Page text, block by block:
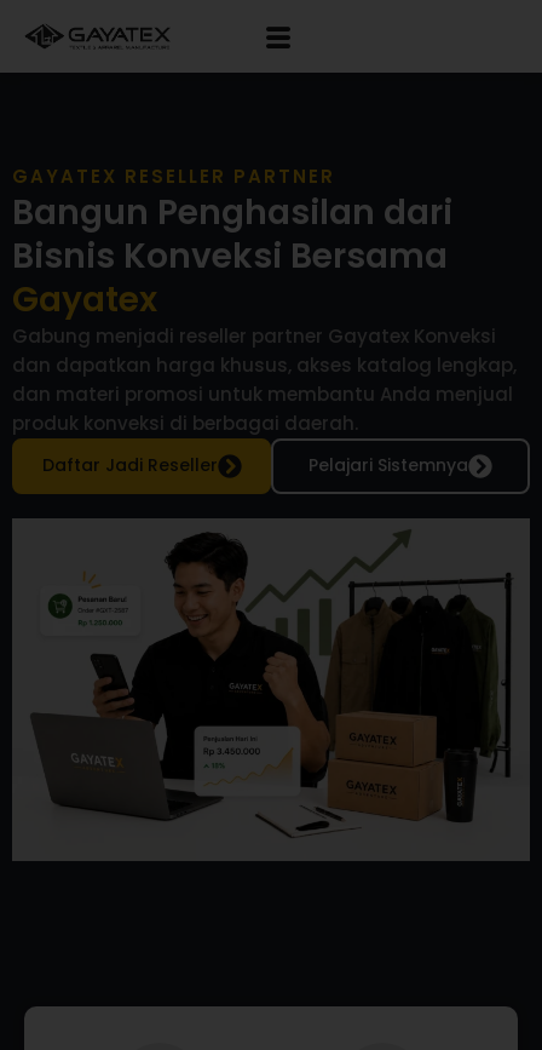
GAYATEX RESELLER PARTNER
Bangun Penghasilan dari
Bisnis Konveksi Bersama
Gayatex
Gabung menjadi reseller partner Gayatex Konveksi
dan dapatkan harga khusus, akses katalog lengkap,
dan materi promosi untuk membantu Anda menjual
produk konveksi di berbagai daerah.
Daftar Jadi Reseller Pelajari Sistemnya